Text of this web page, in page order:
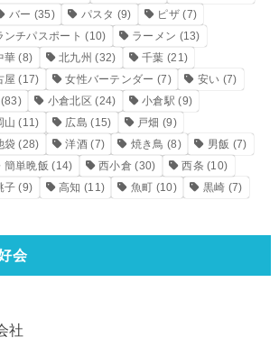
バー (35) パスタ (9) ピザ (7)
ンチパスポート (10) ラーメン (13)
華 (8) 北九州 (32) 千葉 (21)
屋 (17) 女性バーテンダー (7) 安い (7)
(83) 小倉北区 (24) 小倉駅 (9)
山 (11) 広島 (15) 戸畑 (9)
袋 (28) 洋酒(7) 焼き鳥 (8) 男飯 (7)
簡単晩飯 (14) 西小倉 (30) 西条 (10)
子 (9) 高知 (11) 魚町 (10) 黒崎 (7)
会
社